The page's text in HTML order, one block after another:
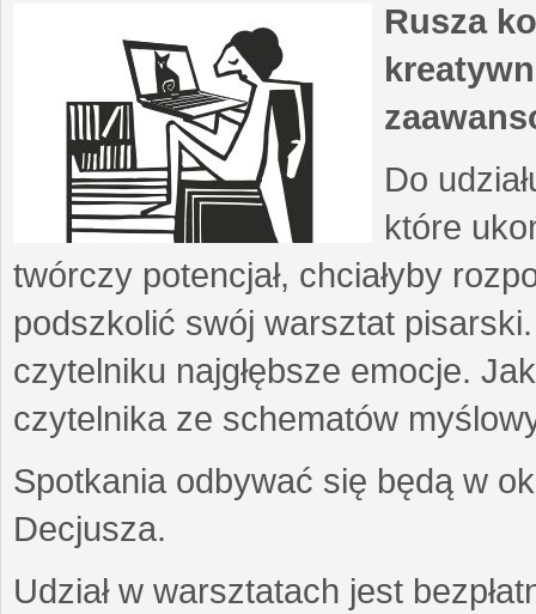
Rusza
Do
które
twórczy potencjał, chciałyby
podszkolić swój warsztat
czytelniku najgłębsze emocje.
czytelnika ze schematów
Spotkania odbywać się będą w
Decjusza.
Udział w warsztatach jest